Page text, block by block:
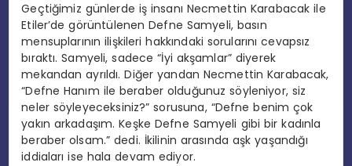
Geçtiğimiz günlerde iş insanı Necmettin Karabacak ile
Etiler’de görüntülenen Defne Samyeli, basın
mensuplarının ilişkileri hakkındaki sorularını cevapsız
bıraktı. Samyeli, sadece “İyi akşamlar” diyerek
mekandan ayrıldı. Diğer yandan Necmettin Karabacak,
“Defne Hanım ile beraber olduğunuz söyleniyor, siz
neler söyleyeceksiniz?” sorusuna, “Defne benim çok
yakın arkadaşım. Keşke Defne Samyeli gibi bir kadınla
beraber olsam.” dedi. İkilinin arasında aşk yaşandığı
iddiaları ise hala devam ediyor.